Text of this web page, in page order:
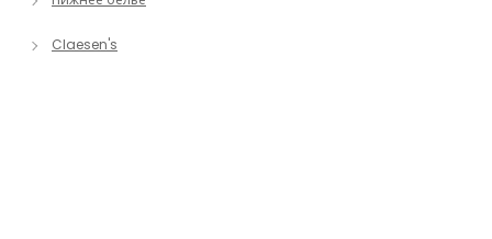
Claesen's